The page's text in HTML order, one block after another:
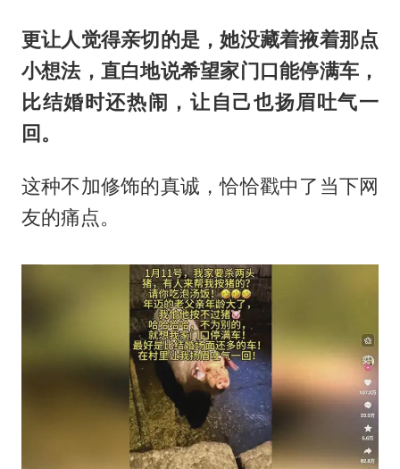
更让人觉得亲切的是，她没藏着掖着那点
小想法，直白地说希望家门口能停满车，
比结婚时还热闹，让自己也扬眉吐气一
回。
这种不加修饰的真诚，恰恰戳中了当下网
友的痛点。